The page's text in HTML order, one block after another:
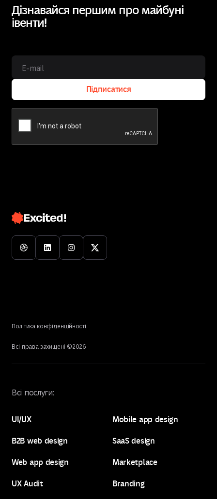
Дізнавайся першим про майбуні
івенти!
Підписатися
Підписатися
Політика конфіденційності
Всі права захищені ©2026
Всі послуги:
UI/UX
UI/UX
Mobile app design
Mobile app design
B2B web design
B2B web design
SaaS design
SaaS design
Web app design
Web app design
Marketplace
Marketplace
UX Audit
Branding